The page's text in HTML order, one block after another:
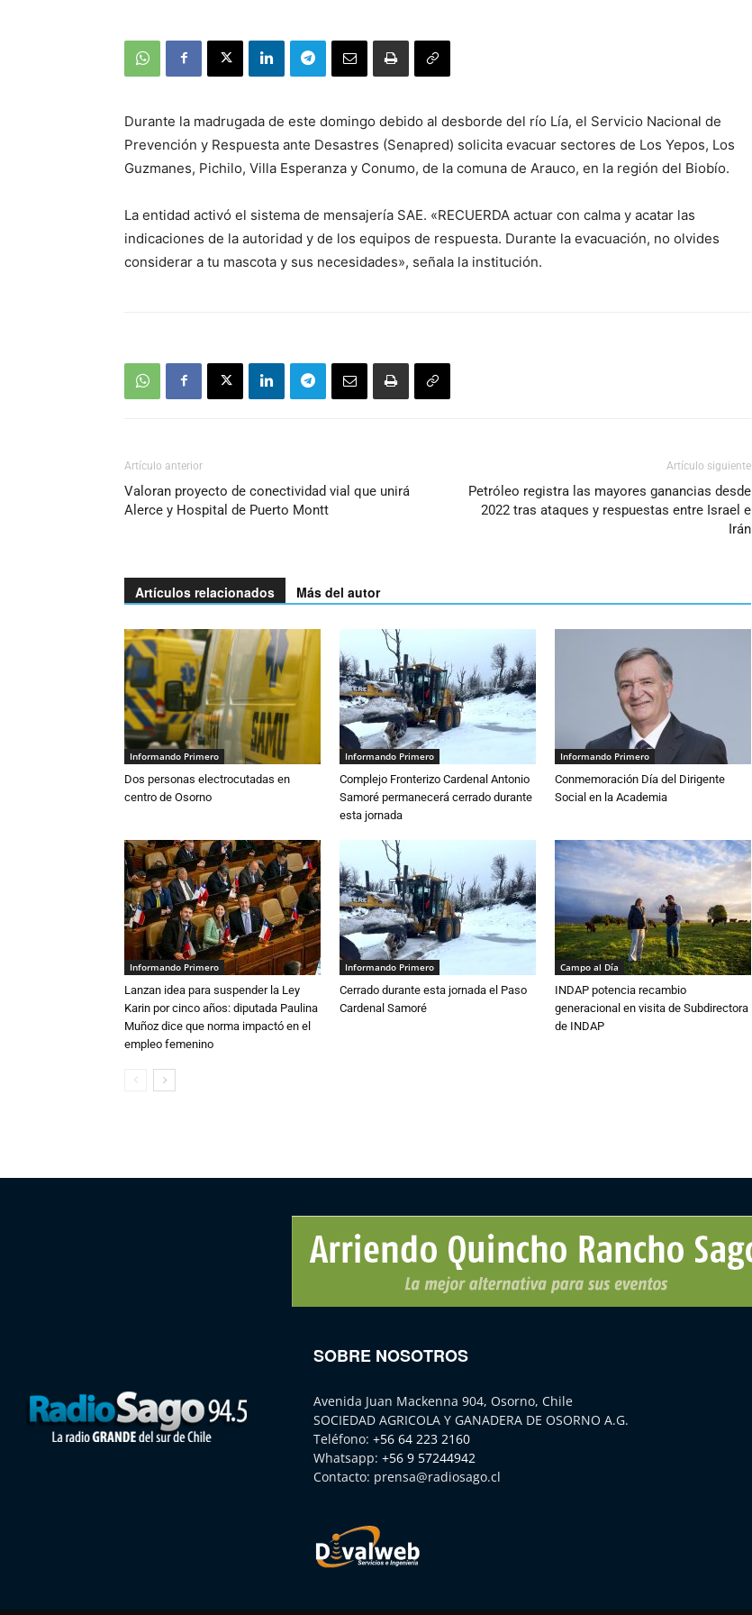
Durante la madrugada de este domingo debido al desborde del río Lía, el Servicio Nacional de
Prevención y Respuesta ante Desastres (Senapred) solicita evacuar sectores de Los Yepos, Los
Guzmanes, Pichilo, Villa Esperanza y Conumo, de la comuna de Arauco, en la región del Biobío.
La entidad activó el sistema de mensajería SAE. «RECUERDA actuar con calma y acatar las
indicaciones de la autoridad y de los equipos de respuesta. Durante la evacuación, no olvides
considerar a tu mascota y sus necesidades», señala la institución.
Artículo anterior
Valoran proyecto de conectividad vial que unirá
Alerce y Hospital de Puerto Montt
Artículo siguiente
Petróleo registra las mayores ganancias desde
2022 tras ataques y respuestas entre Israel e
Irán
Artículos relacionados Más del autor
Informando Primero
Dos personas electrocutadas en
centro de Osorno
Informando Primero
Complejo Fronterizo Cardenal Antonio
Samoré permanecerá cerrado durante
esta jornada
Informando Primero
Conmemoración Día del Dirigente
Social en la Academia
Informando Primero
Lanzan idea para suspender la Ley
Karin por cinco años: diputada Paulina
Muñoz dice que norma impactó en el
empleo femenino
Informando Primero
Cerrado durante esta jornada el Paso
Cardenal Samoré
Campo al Día
INDAP potencia recambio
generacional en visita de Subdirectora
de INDAP
SOBRE NOSOTROS
Avenida Juan Mackenna 904, Osorno, Chile
SOCIEDAD AGRICOLA Y GANADERA DE OSORNO A.G.
Teléfono: +56 64 223 2160
Whatsapp: +56 9 57244942
Contacto: prensa@radiosago.cl